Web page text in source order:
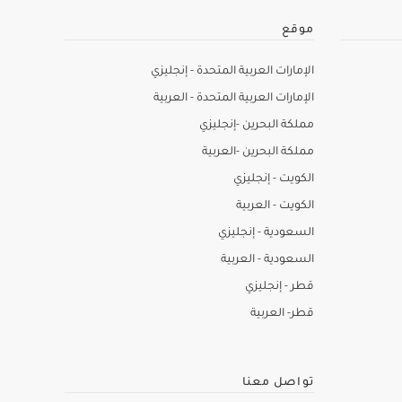
موقع
الإمارات العربية المتحدة - إنجليزي
الإمارات العربية المتحدة - العربية
مملكة البحرين -إنجليزي
مملكة البحرين -العربية
الكويت - إنجليزي
الكويت - العربية
السعودية - إنجليزي
السعودية - العربية
قطر - إنجليزي
قطر- العربية
تواصل معنا